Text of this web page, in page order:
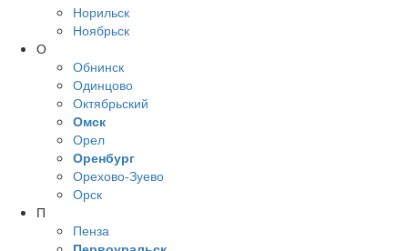
Норильск
Ноябрьск
О
Обнинск
Одинцово
Октябрьский
Омск
Орел
Оренбург
Орехово-Зуево
Орск
П
Пенза